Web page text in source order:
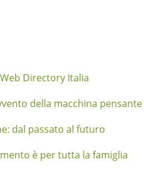
Directory Italia
della macchina pensante
dal passato al futuro
è per tutta la famiglia